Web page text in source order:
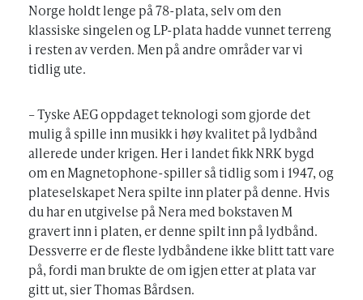
Norge holdt lenge på 78-plata, selv om den
klassiske singelen og LP-plata hadde vunnet terreng
i resten av verden. Men på andre områder var vi
tidlig ute.
– Tyske AEG oppdaget teknologi som gjorde det
mulig å spille inn musikk i høy kvalitet på lydbånd
allerede under krigen. Her i landet fikk NRK bygd
om en Magnetophone-spiller så tidlig som i 1947, og
plateselskapet Nera spilte inn plater på denne. Hvis
du har en utgivelse på Nera med bokstaven M
gravert inn i platen, er denne spilt inn på lydbånd.
Dessverre er de fleste lydbåndene ikke blitt tatt vare
på, fordi man brukte de om igjen etter at plata var
gitt ut, sier Thomas Bårdsen.